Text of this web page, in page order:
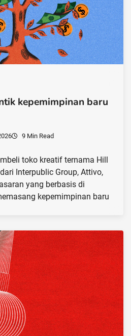
kepemimpinan baru
9 Min Read
toko kreatif ternama Hill
Interpublic Group, Attivo,
yang berbasis di
kepemimpinan baru